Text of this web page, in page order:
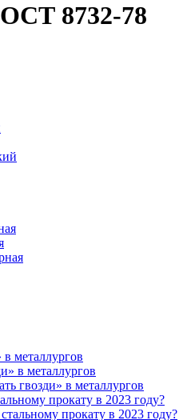
8732-78
в металлургов
гвозди» в металлургов
прокату в 2023 году?